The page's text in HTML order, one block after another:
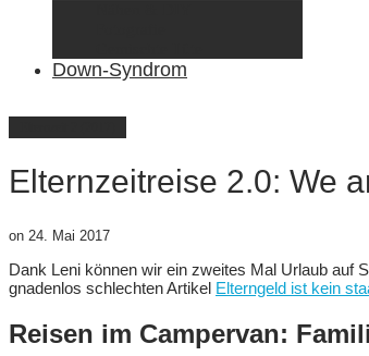
Down-Syndrom
Elternzeitreise 2.0: We
on 24. Mai 2017
Dank Leni können wir ein zweites Mal Urlaub auf
gnadenlos schlechten Artikel Elterngeld ist kein
Reisen im Campervan: